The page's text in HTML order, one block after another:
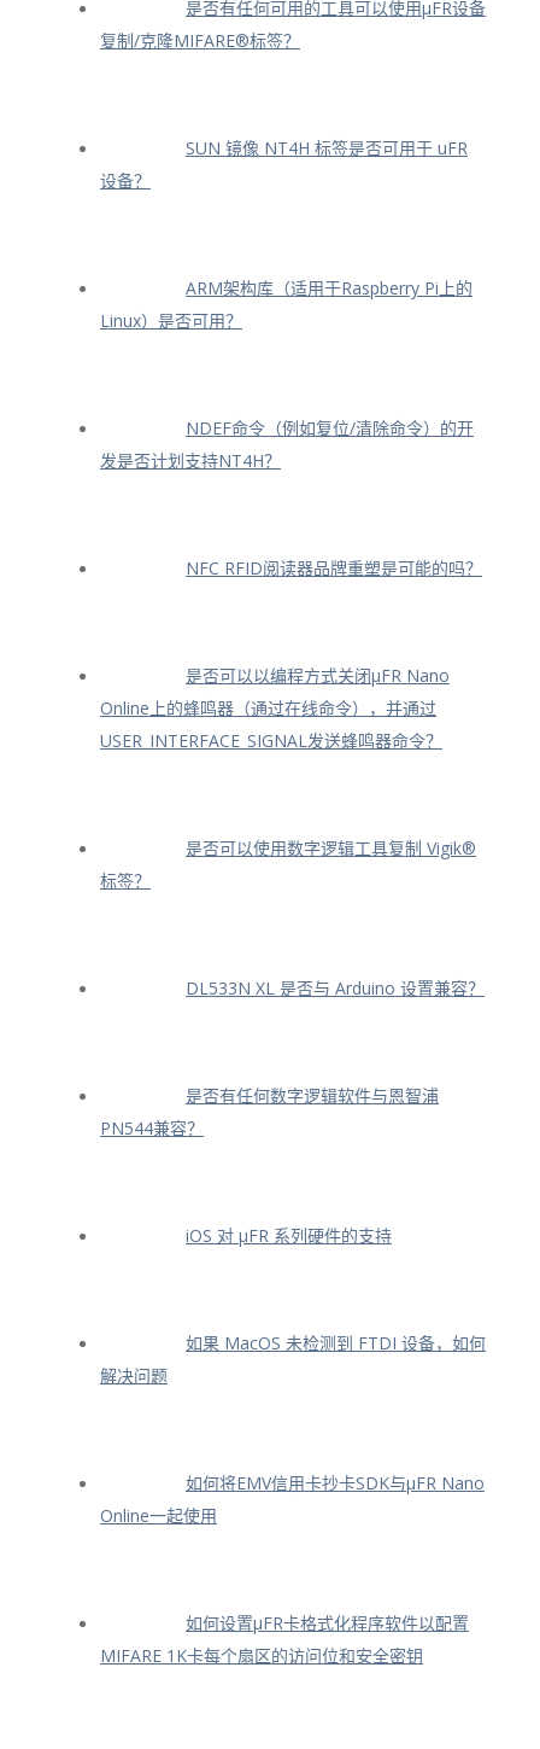
是否有任何可用的工具可以使用μFR设备
复制/克隆MIFARE®标签？
SUN 镜像 NT4H 标签是否可用于 uFR
设备？
ARM架构库（适用于Raspberry Pi上的
Linux）是否可用？
NDEF命令（例如复位/清除命令）的开
发是否计划支持NT4H？
NFC RFID阅读器品牌重塑是可能的吗？
是否可以以编程方式关闭μFR Nano
Online上的蜂鸣器（通过在线命令），并通过
USER_INTERFACE_SIGNAL发送蜂鸣器命令？
是否可以使用数字逻辑工具复制 Vigik®
标签？
DL533N XL 是否与 Arduino 设置兼容？
是否有任何数字逻辑软件与恩智浦
PN544兼容？
iOS 对 μFR 系列硬件的支持
如果 MacOS 未检测到 FTDI 设备，如何
解决问题
如何将EMV信用卡抄卡SDK与μFR Nano
Online一起使用
如何设置μFR卡格式化程序软件以配置
MIFARE 1K卡每个扇区的访问位和安全密钥